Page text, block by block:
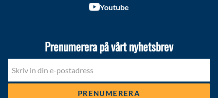
Youtube
Prenumerera på vårt nyhetsbrev
PRENUMERERA